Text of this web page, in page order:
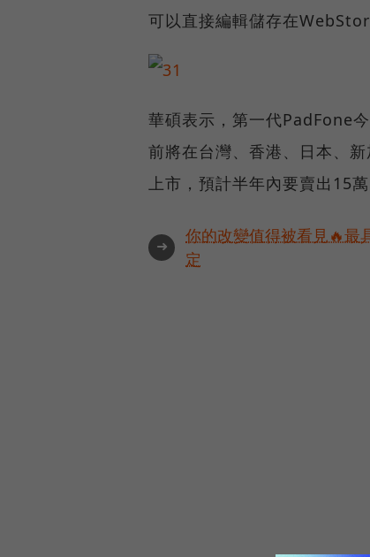
可以直接編輯儲存在
華碩表示，第一代PadFone
前將在台灣、香港、日本、
上市，預計半年內要賣出15萬
➜
你的改變值得被看見🔥最
定